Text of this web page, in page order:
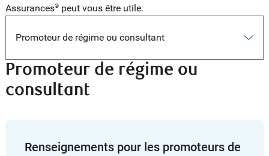
Assurances® peut vous être utile.
Promoteur de régime ou consultant
Promoteur de régime ou
consultant
Renseignements pour les promoteurs de